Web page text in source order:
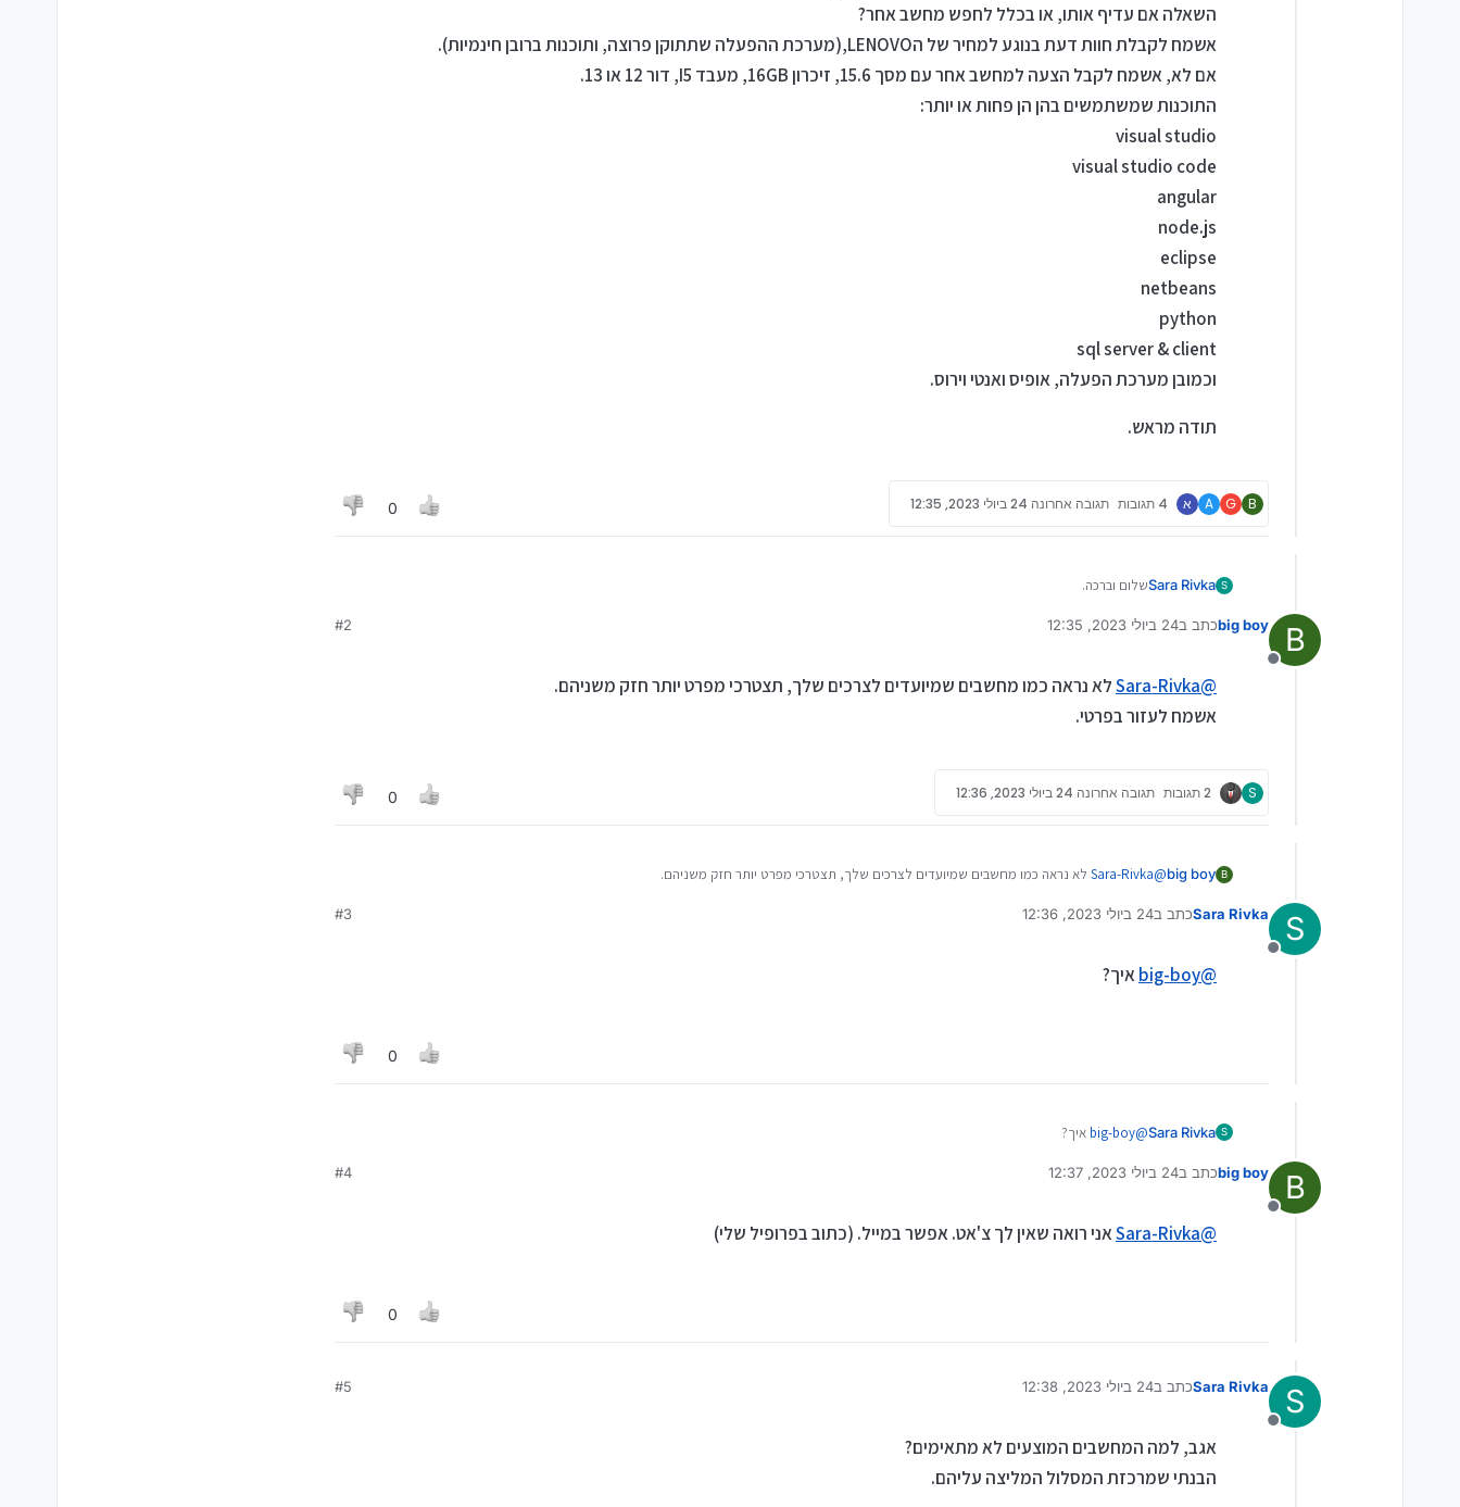
השאלה אם עדיף אותו, או בכלל לחפש מחשב אחר?
אשמח לקבלת חוות דעת בנוגע למחיר של הLENOVO,(מערכת ההפעלה שתתוקן פרוצה, ותוכנות ברובן חינמיות).
אם לא, אשמח לקבל הצעה למחשב אחר עם מסך 15.6, זיכרון 16GB, מעבד I5, דור 12 או 13.
התוכנות שמשתמשים בהן הן פחות או יותר:
visual studio
visual studio code
angular
node.js
eclipse
netbeans
python
sql server & client
וכמובן מערכת הפעלה, אופיס ואנטי וירוס.
תודה מראש.
B
G
A א 4 תגובות תגובה אחרונה 24 ביולי 2023, 12:35 0
S
Sara Rivkaשלום וברכה.
מחיר הLENOVO הוא 2500 כולל תוכנות, ולא כפי שרשום בדף.
אשמח לקבלת חוות דעת בנוגע למחיר של הLENOVO,(מערכת ההפעלה שתתוקן פרוצה, ותוכנות ברובן חינמיות).
אם לא, אשמח לקבל הצעה למחשב אחר עם מסך 15.6, זיכרון 16GB, מעבד I5, דור 12 או 13.
angular
python
וכמובן מערכת הפעלה, אופיס ואנטי וירוס.
B
מנותק
big boyכתב ב24 ביולי 2023, 12:35
נערך לאחרונה על ידי
#2
@
Sara-Rivkaלא נראה כמו מחשבים שמיועדים לצרכים שלך, תצטרכי מפרט יותר חזק משניהם.
אשמח לעזור בפרטי.
S 2 תגובות תגובה אחרונה 24 ביולי 2023, 12:36 0
B
big boy
@
Sara-Rivka לא נראה כמו מחשבים שמיועדים לצרכים שלך, תצטרכי מפרט יותר חזק משניהם.
S
מנותק
Sara Rivkaכתב ב24 ביולי 2023, 12:36
נערך לאחרונה על ידי
#3
@
big-boyאיך?
0
S
Sara Rivka
@
big-boy איך?
B
מנותק
big boyכתב ב24 ביולי 2023, 12:37
נערך לאחרונה על ידי
#4
@
Sara-Rivkaאני רואה שאין לך צ'אט. אפשר במייל. (כתוב בפרופיל שלי)
0
S
מנותק
Sara Rivkaכתב ב24 ביולי 2023, 12:38
נערך לאחרונה על ידי
#5
אגב, למה המחשבים המוצעים לא מתאימים?
הבנתי שמרכזת המסלול המליצה עליהם.